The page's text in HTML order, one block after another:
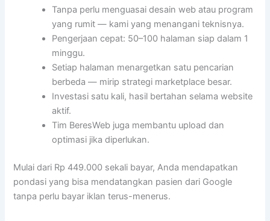
Tanpa perlu menguasai desain web atau program
yang rumit — kami yang menangani teknisnya.
Pengerjaan cepat: 50–100 halaman siap dalam 1
minggu.
Setiap halaman menargetkan satu pencarian
berbeda — mirip strategi marketplace besar.
Investasi satu kali, hasil bertahan selama website
aktif.
Tim BeresWeb juga membantu upload dan
optimasi jika diperlukan.
Mulai dari Rp 449.000 sekali bayar, Anda mendapatkan
pondasi yang bisa mendatangkan pasien dari Google
tanpa perlu bayar iklan terus-menerus.